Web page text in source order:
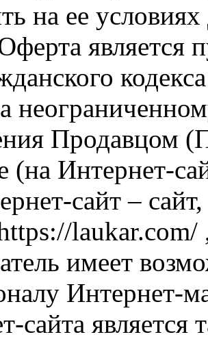
на ее
является
Продавцом
(на Интернет-
сайт –
laukar.com/
имеет
Интернет-
сайта